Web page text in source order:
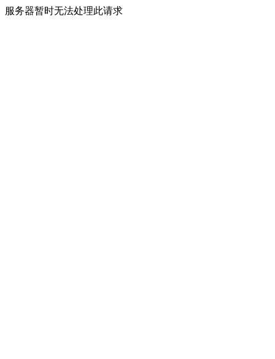
服务器暂时无法处理此请求